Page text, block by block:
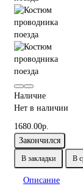
Наличие
Нет в наличии
1680.00р.
Закончился
В закладки В
Описание